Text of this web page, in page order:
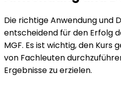
Die richtige Anwendung und
entscheidend für den Erfolg
MGF. Es ist wichtig, den
von Fachleuten
Ergebnisse zu erzielen.